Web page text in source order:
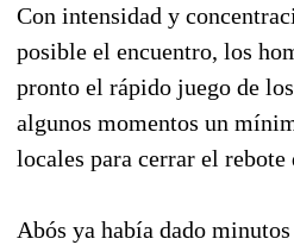
Con intensidad y
posible el encuentro, los
pronto el rápido juego de
algunos momentos un
locales para cerrar el rebote
Abós ya había dado